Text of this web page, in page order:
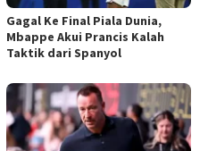
Gagal Ke Final Piala Dunia,
Mbappe Akui Prancis Kalah
Taktik dari Spanyol